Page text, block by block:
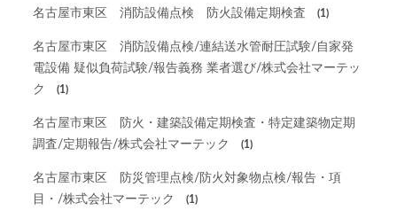
名古屋市東区 消防設備点検 防火設備定期検査 (1)
名古屋市東区 消防設備点検/連結送水管耐圧試験/自家発
電設備 疑似負荷試験/報告義務 業者選び/株式会社マーテッ
ク
(1)
名古屋市東区 防火・建築設備定期検査・特定建築物定期
調査/定期報告/株式会社マーテック
(1)
名古屋市東区 防災管理点検/防火対象物点検/報告・項
目・/株式会社マーテック
(1)